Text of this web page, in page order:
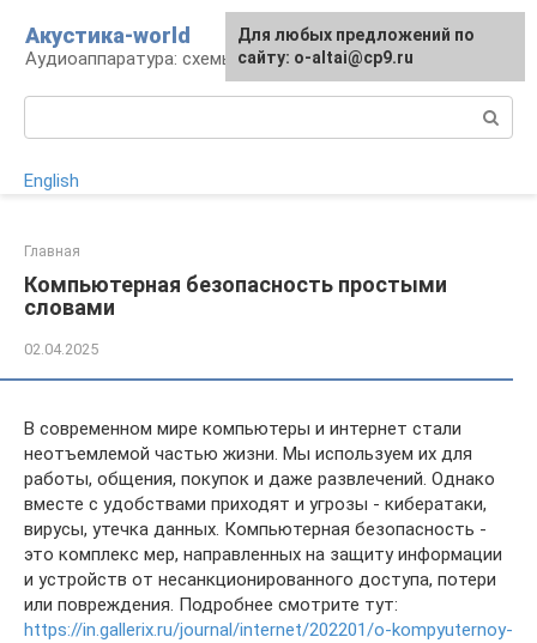
контенту
Акустика-world
Аудиоаппаратура: схемы и работа
English
Главная
Компьютерная безопасность простыми
словами
02.04.2025
В современном мире компьютеры и интернет стали
неотъемлемой частью жизни. Мы используем их для
работы, общения, покупок и даже развлечений. Однако
вместе с удобствами приходят и угрозы - кибератаки,
вирусы, утечка данных. Компьютерная безопасность -
это комплекс мер, направленных на защиту информации
и устройств от несанкционированного доступа, потери
или повреждения. Подробнее смотрите тут:
https://in.gallerix.ru/journal/internet/202201/o-kompyuternoy-
Для любых предложений по
сайту: o-altai@cp9.ru